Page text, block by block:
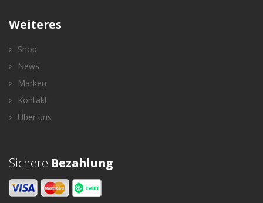
Weiteres
Shop
News
Marken
Kontakt
Über uns
Sichere Bezahlung